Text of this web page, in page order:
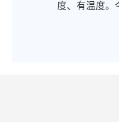
度、有温度。